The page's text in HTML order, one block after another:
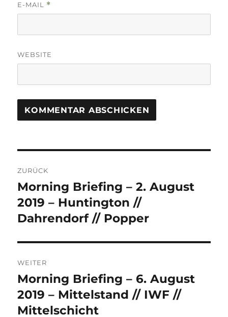
E-MAIL *
WEBSITE
Navigation
ZURÜCK
Vorheriger
Beitrag:
Morning Briefing – 2. August
2019 – Huntington //
Dahrendorf // Popper
WEITER
Nächster
Beitrag:
Morning Briefing – 6. August
2019 – Mittelstand // IWF //
Mittelschicht